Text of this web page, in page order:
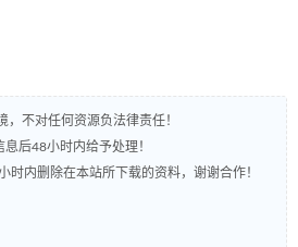
不对任何资源负法律责任！
后48小时内给予处理！
内删除在本站所下载的资料，谢谢合作！